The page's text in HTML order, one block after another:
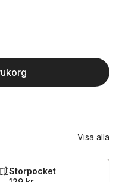
Visa alla
Storpocket